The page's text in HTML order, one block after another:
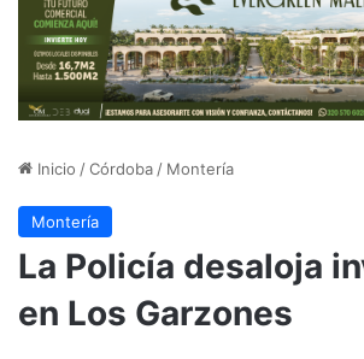
Inicio /Córdoba / Montería
Montería
La Policía desaloja
en Los Garzones